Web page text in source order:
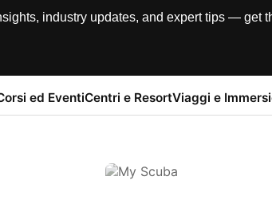
industry updates, and expert tips — get
ed EventiCentri e ResortViaggi e